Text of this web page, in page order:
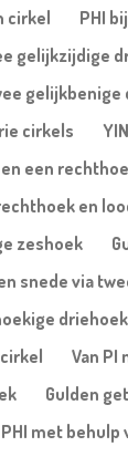
cirkel
PHI
gelijkzijdige
gelijkbenige
cirkels
een
en
zeshoek
snede via
driehoek
Van PI
Gulden
met behulp